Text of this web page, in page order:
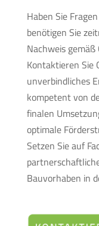
Haben Sie
benötigen Sie
Nachweis
Kontaktieren Sie
unverbindliches
kompetent von
finalen
optimale
Setzen Sie auf
Bauvorhaben in